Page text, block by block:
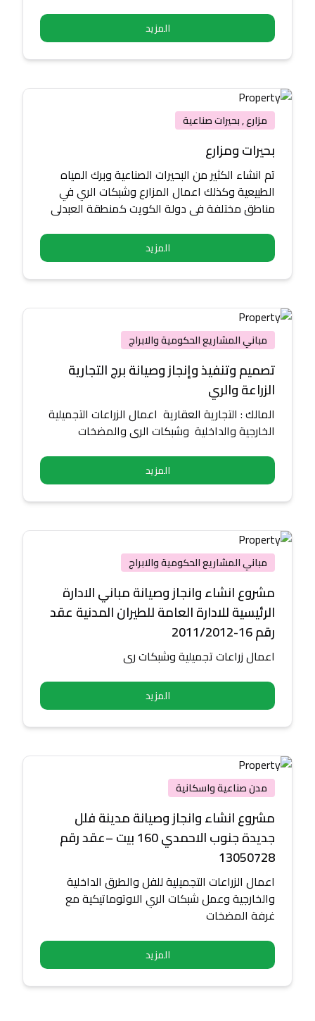
المزيد
مزارع , بحيرات صناعية
بحيرات ومزارع
تم انشاء الكثير من البحيرات الصناعية وبرك المياه
الطبيعية وكذلك اعمال المزارع وشبكات الري في
مناطق مختلفة في دولة الكويت كمنطقة العبدلي
المزيد
مباني المشاريع الحكومية والابراج
تصميم وتنفيذ وإنجاز وصيانة برج التجارية
الزراعة والري
المالك : التجارية العقارية اعمال الزراعات التجميلية
الخارجية والداخلية وشبكات الري والمضخات
المزيد
مباني المشاريع الحكومية والابراج
مشروع انشاء وانجاز وصيانة مباني الادارة
الرئيسية للادارة العامة للطيران المدنية عقد
رقم 16-2011/2012
اعمال زراعات تجميلية وشبكات ري
المزيد
مدن صناعية واسكانية
مشروع انشاء وانجاز وصيانة مدينة فلل
جديدة جنوب الاحمدي 160 بيت –عقد رقم
13050728
اعمال الزراعات التجميلية للفل والطرق الداخلية
والخارجية وعمل شبكات الري الاوتوماتيكية مع
غرفة المضخات
المزيد